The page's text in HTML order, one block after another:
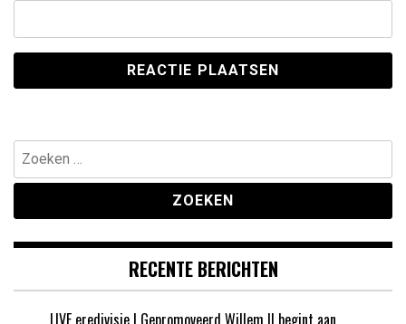
Zoeken
naar:
RECENTE BERICHTEN
LIVE eredivisie | Gepromoveerd Willem II begint aan